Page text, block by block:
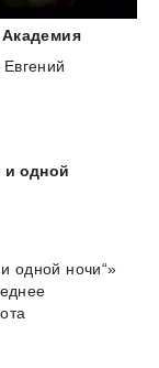
Академия
и одной
одной ночи“»